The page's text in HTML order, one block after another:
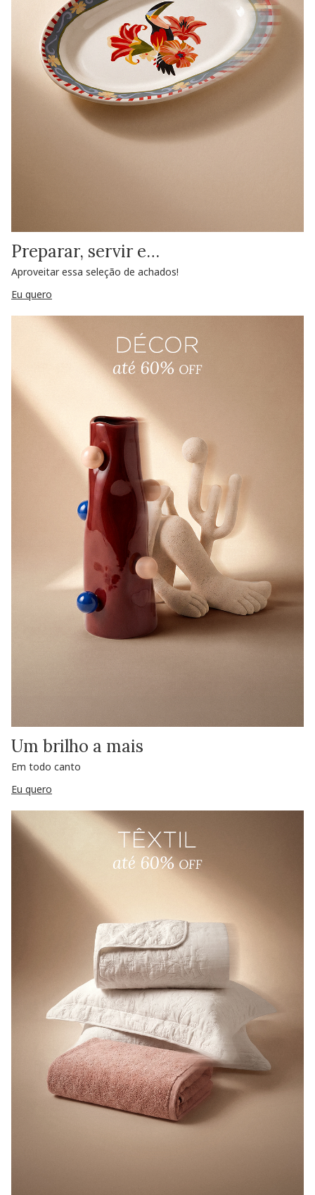
Preparar, servir e…
Aproveitar essa seleção de achados!
Eu quero
Um brilho a mais
Em todo canto
Eu quero